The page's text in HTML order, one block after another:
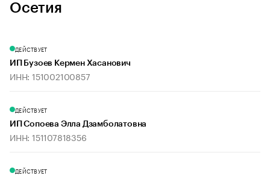
Осетия
ДЕЙСТВУЕТ
ИП Бузоев Кермен Хасанович
ИНН: 151002100857
ДЕЙСТВУЕТ
ИП Сопоева Элла Дзамболатовна
ИНН: 151107818356
ДЕЙСТВУЕТ